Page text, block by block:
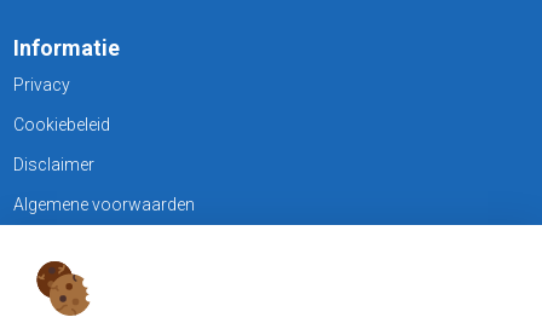
Informatie
Privacy
Cookiebeleid
Disclaimer
Algemene voorwaarden
KLANTENSERVICE